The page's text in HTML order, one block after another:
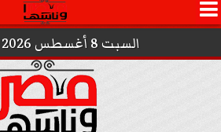
 
السبت 8 أغسطس 2026